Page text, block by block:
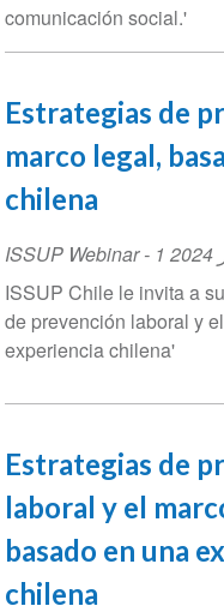
comunicación social.'
Estrategias
marco legal,
chilena
ISSUP Webinar-
ISSUP Chile le
de prevención
experiencia chilena'
Estrategias
laboral y el
basado en
chilena